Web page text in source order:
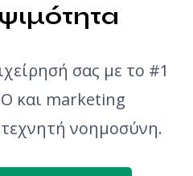
σας με το #1
και marketing
νοημοσύνη.